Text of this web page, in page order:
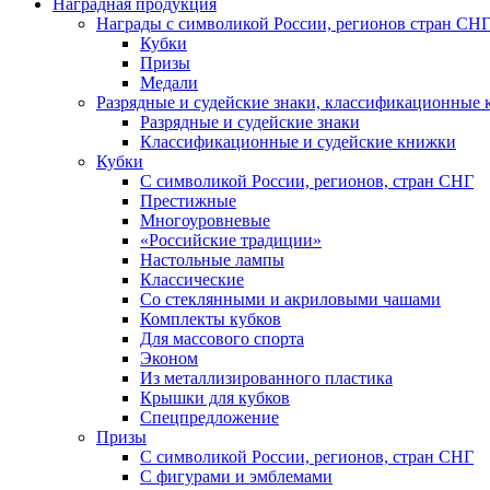
Наградная продукция
Награды с символикой России, регионов стран СНГ
Кубки
Призы
Медали
Разрядные и судейские знаки, классификационные
Разрядные и судейские знаки
Классификационные и судейские книжки
Кубки
С символикой России, регионов, стран СНГ
Престижные
Многоуровневые
«Российские традиции»
Настольные лампы
Классические
Со стеклянными и акриловыми чашами
Комплекты кубков
Для массового спорта
Эконом
Из металлизированного пластика
Крышки для кубков
Спецпредложение
Призы
С символикой России, регионов, стран СНГ
С фигурами и эмблемами